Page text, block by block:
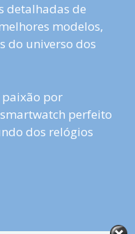
detalhadas de
modelos,
do universo dos
paixão por
perfeito
dos relógios